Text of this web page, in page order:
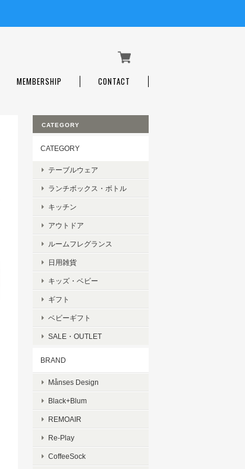
MEMBERSHIP CONTACT
CATEGORY
CATEGORY
テーブルウェア
ランチボックス・ボトル
キッチン
アウトドア
ルームフレグランス
日用雑貨
キッズ・ベビー
ギフト
ベビーギフト
SALE・OUTLET
BRAND
Månses Design
Black+Blum
REMOAIR
Re-Play
CoffeeSock